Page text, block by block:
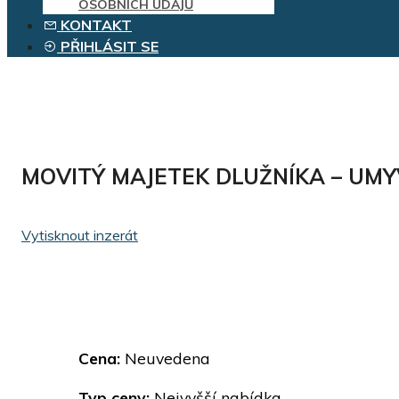
OSOBNÍCH ÚDAJŮ
KONTAKT
PŘIHLÁSIT SE
MOVITÝ MAJETEK DLUŽNÍKA –
Vytisknout inzerát
Cena: Neuvedena